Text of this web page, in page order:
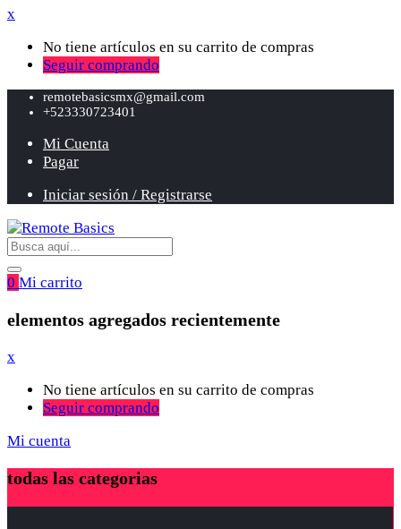
x
No tiene artículos en su carrito de compras
Seguir comprando
remotebasicsmx@gmail.com
+523330723401
Mi Cuenta
Pagar
Iniciar sesión / Registrarse
0 Mi carrito
elementos agregados recientemente
x
No tiene artículos en su carrito de compras
Seguir comprando
Mi cuenta
todas las categorias